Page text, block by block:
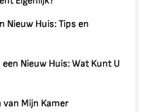
Nieuw Huis: Tips en
Nieuw Huis: Wat Kunt U
Mijn Kamer